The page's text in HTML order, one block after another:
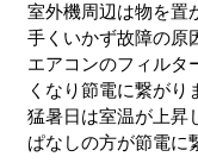
や盗難から室外機を
建物が密集した都市
調整しトラブルを未
室外機周辺は物を置
手くいかず故障の原
エアコンのフィルタ